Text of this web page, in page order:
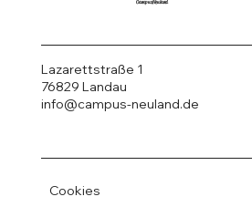
Cookies
CampusNeuland
Lazarettstraße 1
76829 Landau
info@campus-neuland.de